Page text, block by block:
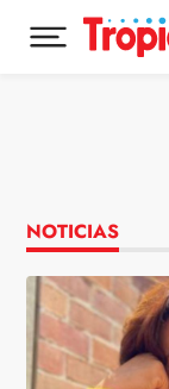
Desplegar
NOTICIAS